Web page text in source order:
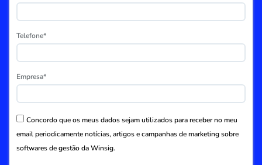
Telefone*
Empresa*
Concordo que os meus dados sejam utilizados para receber no meu
email periodicamente notícias, artigos e campanhas de marketing sobre
softwares de gestão da Winsig.